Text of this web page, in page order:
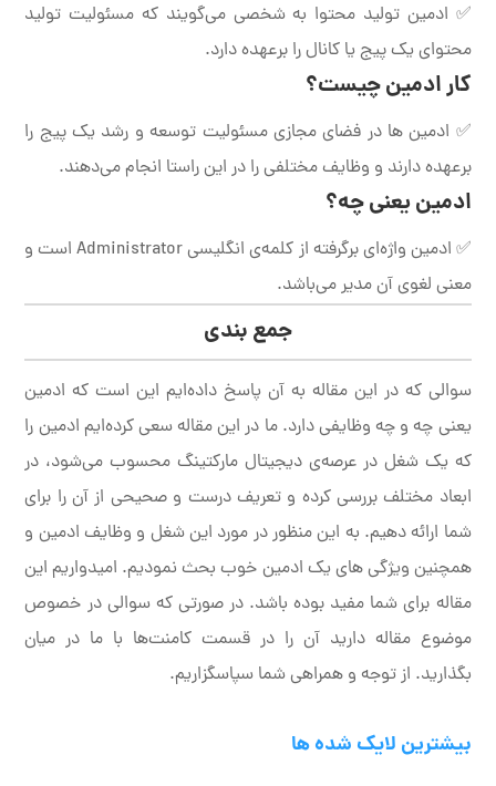
✅ ادمین تولید محتوا به شخصی می‌گویند که مسئولیت تولید
محتوای یک پیج یا کانال را برعهده دارد.
کار ادمین چیست؟
✅ ادمین ها در فضای مجازی مسئولیت توسعه و رشد یک پیج را
برعهده دارند و وظایف مختلفی را در این راستا انجام می‌دهند.
ادمین یعنی چه؟
✅ ادمین واژه‌ای برگرفته از کلمه‌ی انگلیسی Administrator است و
معنی لغوی آن مدیر می‌باشد.
جمع بندی
سوالی که در این مقاله به آن پاسخ داده‌ایم این است که ادمین
یعنی چه و چه وظایفی دارد. ما در این مقاله سعی کرده‌ایم ادمین را
که یک شغل در عرصه‌ی دیجیتال مارکتینگ محسوب می‌شود، در
ابعاد مختلف بررسی کرده و تعریف درست و صحیحی از آن را برای
شما ارائه دهیم. به این منظور در مورد این شغل و وظایف ادمین و
همچنین ویژگی های یک ادمین خوب بحث نمودیم. امیدواریم این
مقاله برای شما مفید بوده باشد. در صورتی که سوالی در خصوص
موضوع مقاله دارید آن را در قسمت کامنت‌ها با ما در میان
بگذارید. از توجه و همراهی شما سپاسگزاریم.
بیشترین لایک شده ها